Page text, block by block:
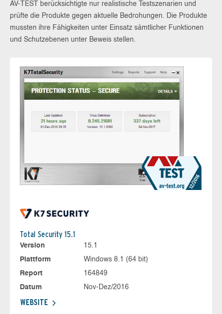
AV-TEST berücksichtigte nur realistische Testszenarien und
prüfte die Produkte gegen aktuelle Bedrohungen. Die Produkte
mussten ihre Fähigkeiten unter Einsatz sämtlicher Funktionen
und Schutzebenen unter Beweis stellen.
Total Security 15.1
Version
15.1
Plattform
Windows 8.1 (64 bit)
Report
164849
Datum
Nov-Dez/2016
WEBSITE